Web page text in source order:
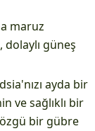
maruz
dolaylı güneş
ayda bir
ve sağlıklı bir
bir gübre